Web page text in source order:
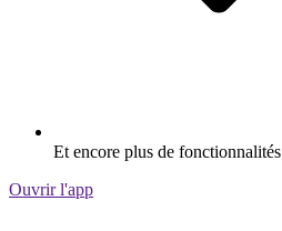
Et encore plus de fonctionnalités
Ouvrir l'app